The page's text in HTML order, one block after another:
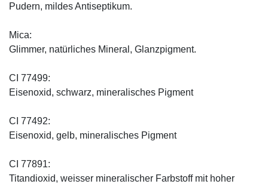
Pudern, mildes Antiseptikum.
Mica:
Glimmer, natürliches Mineral, Glanzpigment.
CI 77499:
Eisenoxid, schwarz, mineralisches Pigment
CI 77492:
Eisenoxid, gelb, mineralisches Pigment
CI 77891:
Titandioxid, weisser mineralischer Farbstoff mit hoher